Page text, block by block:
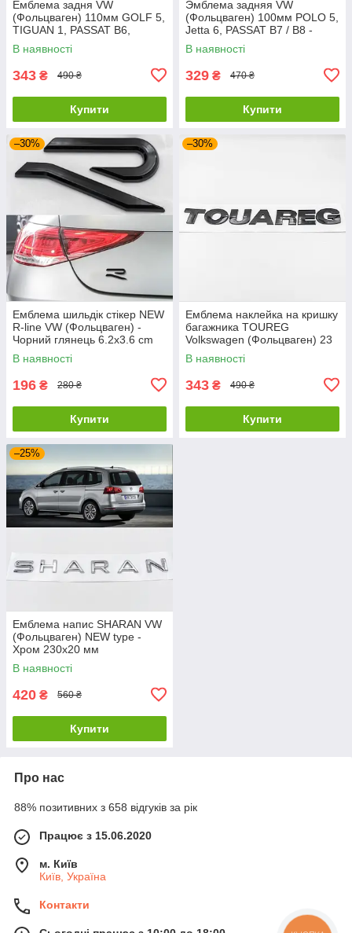
Емблема задня VW
(Фольцваген) 110мм GOLF 5,
TIGUAN 1, PASSAT B6,
CADDY 3, T5 - Карбон
(5N0853630)
В наявності
343 ₴ 490 ₴
Купити
Эмблема задняя VW
(Фольцваген) 100мм POLO 5,
Jetta 6, PASSAT B7 / B8 -
Матт з чорним глянцем
В наявності
329 ₴ 470 ₴
Купити
–30%
Емблема шильдік стікер NEW
R-line VW (Фольцваген) -
Чорний глянець 6.2x3.6 cm
В наявності
196 ₴ 280 ₴
Купити
–30%
Емблема наклейка на кришку
багажника TOUREG
Volkswagen (Фольцваген) 23
x 2,3 см Чорна
В наявності
343 ₴ 490 ₴
Купити
–25%
Емблема напис SHARAN VW
(Фольцваген) NEW type -
Хром 230x20 мм
В наявності
420 ₴ 560 ₴
Купити
Про нас
88% позитивних з 658 відгуків за рік
Працює з 15.06.2020
м. Київ
Київ, Україна
Контакти